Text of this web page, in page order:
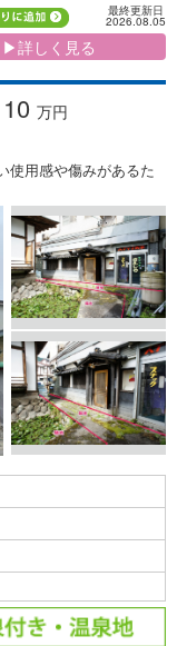
最終更新日
2026.08.05
▶詳しく見る
10 万円
使用感や傷みがあるた